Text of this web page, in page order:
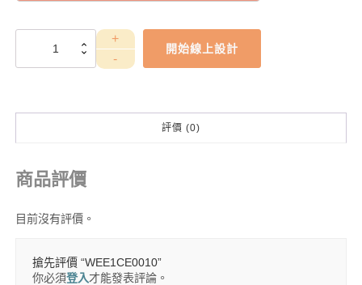
WEE1CE0010
開始線上設計
評價 (0)
商品評價
目前沒有評價。
搶先評價 “WEE1CE0010”
你必須登入才能發表評論。